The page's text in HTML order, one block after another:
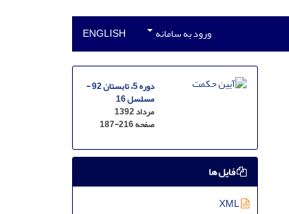
ورود به سامانه ENGLISH
دوره 5، تابستان 92 -
مسلسل 16
مرداد 1392
صفحه187-216
فایل ها
XML